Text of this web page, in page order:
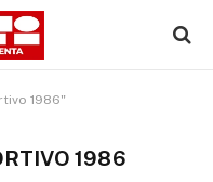
1986"
1986